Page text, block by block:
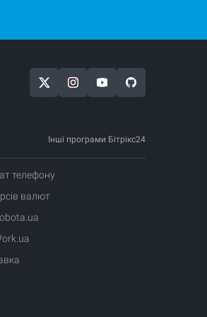
Інші програми Бітрікс24
телефону
валют